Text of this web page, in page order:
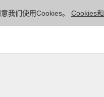
我们使用Cookies。 Cookies